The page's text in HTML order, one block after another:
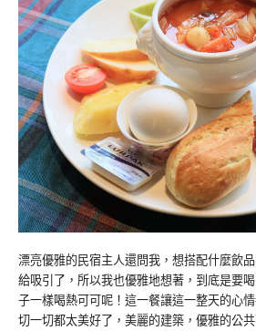
漂亮優雅的民宿主人還問我，想搭配什麼飲
給吸引了，所以我也優雅地想著，到底是要
子一樣喝熱可可呢！這一餐讓這一整天的心情
切一切都太美好了，美麗的建築，優雅的公